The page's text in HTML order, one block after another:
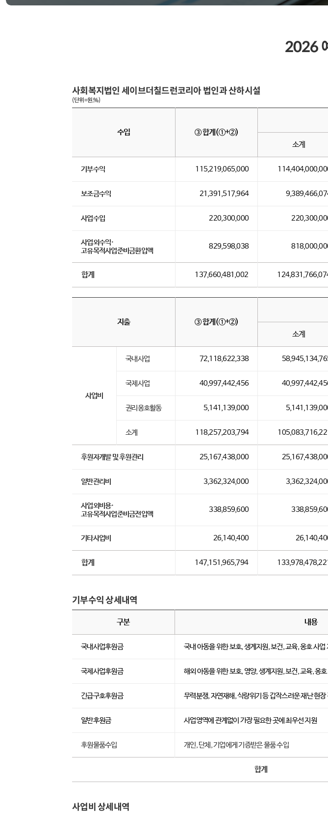
2026
사회복지법인 세이브더칠드런코리아 법인과 산하시설
(단위=원,%)
수입 ③ 합계(①+②)
소계
합계 137,660,481,002
기부수익 115,219,065,000
보조금수익 21,391,517,964
사업수입 220,300,000
사업외수익·
고유목적사업준비금환입액
829,598,038
지출 ③ 합계(①+②)
소계
합계 147,151,965,794 133,978,478,221
사업비
국내사업 72,118,622,338
국제사업 40,997,442,456
권리옹호활동 5,141,139,000
소계 118,257,203,794
후원자개발 및 후원관리 25,167,438,000
일반관리비 3,362,324,000
사업외비용·
고유목적사업준비금전입액
338,859,600
기타사업비 26,140,400
기부수익 상세내역
구분 내용
합계
국내사업후원금 국내 아동을 위한 보호, 생계지원, 보건, 교육, 옹호 사업
국제사업후원금 해외 아동을 위한 보호, 영양, 생계지원, 보건, 교육, 옹
긴급구호후원금 무력분쟁, 자연재해, 식량위기 등 갑작스러운 재난 현장
일반후원금 사업영역에 관계없이 가장 필요한 곳에 최우선 지원
후원물품수입 개인, 단체, 기업에게 기증받은 물품 수입
사업비 상세내역